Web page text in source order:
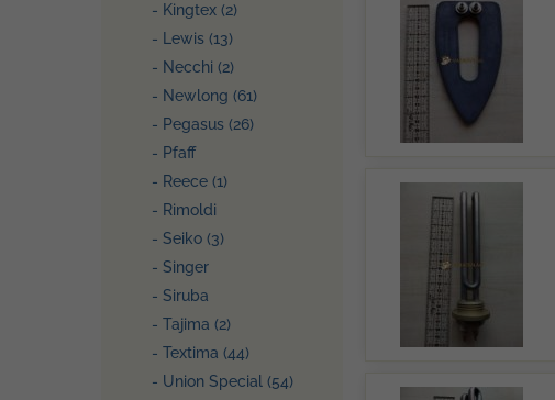
- Kingtex (2)
- Lewis (13)
- Necchi (2)
- Newlong (61)
- Pegasus (26)
- Pfaff
- Reece (1)
- Rimoldi
- Seiko (3)
- Singer
- Siruba
- Tajima (2)
- Textima (44)
- Union Special (54)